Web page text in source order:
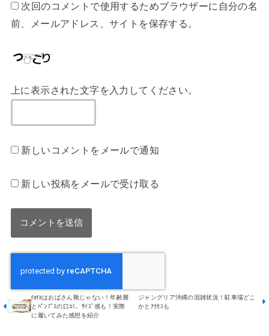
次回のコメントで使用するためブラウザーに自分の名
前、メールアドレス、サイトを保存する。
上に表示された文字を入力してください。
新しいコメントをメールで通知
新しい投稿をメールで受け取る
fitfitはおばさん靴じゃない！年齢層
とﾊﾟﾝﾌﾟｽの口ｺﾐ、ｻｲｽﾞ感も！実際
に履いてみた感想を紹介
ジャングリア沖縄の混雑状況！駐車場どこ
かとｱｸｾｽも